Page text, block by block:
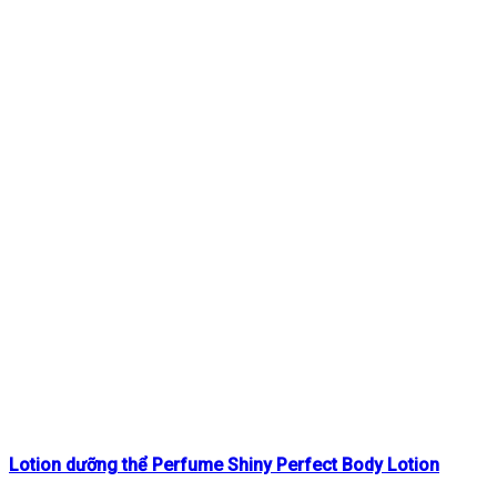
Lotion dưỡng thể Perfume Shiny Perfect Body Lotion